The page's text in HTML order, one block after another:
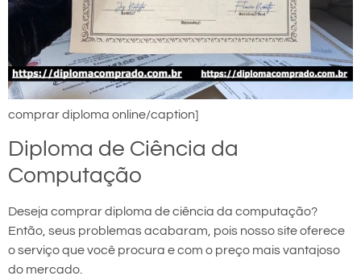
comprar diploma online/caption]
Diploma de Ciência da
Computação
Deseja comprar diploma de ciência da computação?
Então, seus problemas acabaram, pois nosso site oferece
o serviço que você procura e com o preço mais vantajoso
do mercado.